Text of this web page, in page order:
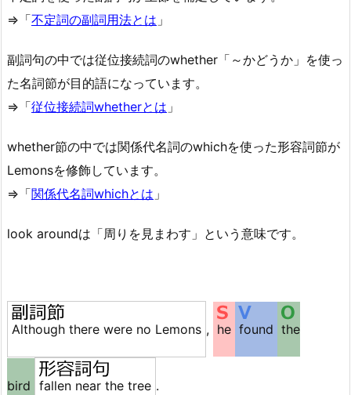
⇒「不定詞の副詞用法とは 」
副詞句の中では従位接続詞のwhether「～かどうか」を使っ
た名詞節が目的語になっています。
⇒「従位接続詞whetherとは 」
whether節の中では関係代名詞のwhichを使った形容詞節が
Lemonsを修飾しています。
⇒「関係代名詞whichとは 」
look aroundは「周りを見まわす」という意味です。
Although there were no Lemons , he found the
bird fallen near the tree .